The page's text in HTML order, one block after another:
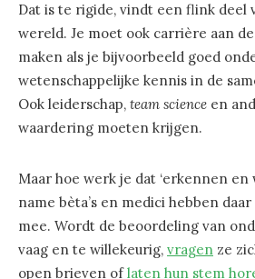
Dat is te rigide, vindt een flink deel
wereld. Je moet ook carrière aan
maken als je bijvoorbeeld goed
wetenschappelijke kennis in de
Ook leiderschap, team science en
waardering moeten krijgen.
Maar hoe werk je dat ‘erkennen en
name bèta’s en medici hebben
mee. Wordt de beoordeling van
vaag en te willekeurig, vragen ze
open brieven oflaten hun stem